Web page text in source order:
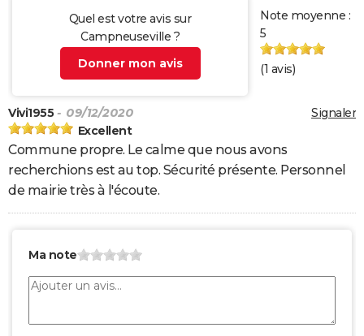
Quel est votre avis sur
Campneuseville ?
Donner mon avis
Note moyenne :
5
(1 avis)
Signaler
Vivi1955 - 09/12/2020
Excellent
Commune propre. Le calme que nous avons
recherchions est au top. Sécurité présente. Personnel
de mairie très à l'écoute.
Ma note